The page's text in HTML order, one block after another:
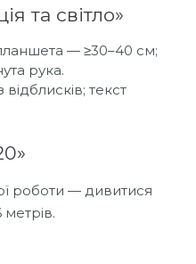
та світло»
— ≥30–40 см;
рука.
текст
роботи — дивитися